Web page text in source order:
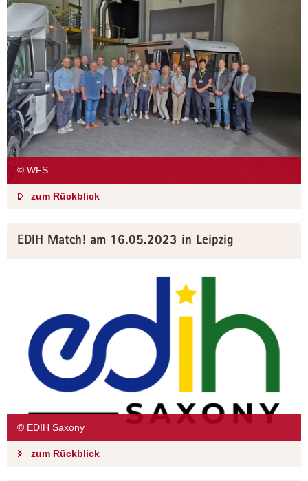
© WFS
zum Rückblick
EDIH Match! am 16.05.2023 in Leipzig
© EDIH Saxony
zum Rückblick